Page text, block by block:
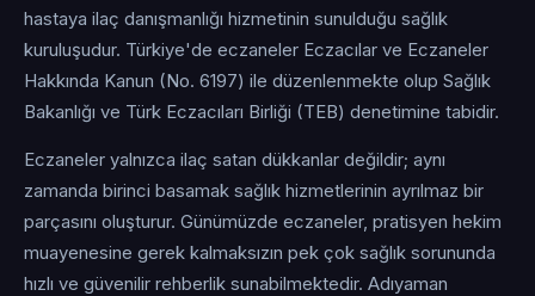
hastaya ilaç danışmanlığı hizmetinin sunulduğu sağlık
kuruluşudur. Türkiye'de eczaneler Eczacılar ve Eczaneler
Hakkında Kanun (No. 6197) ile düzenlenmekte olup Sağlık
Bakanlığı ve Türk Eczacıları Birliği (TEB) denetimine tabidir.
Eczaneler yalnızca ilaç satan dükkanlar değildir; aynı
zamanda birinci basamak sağlık hizmetlerinin ayrılmaz bir
parçasını oluşturur. Günümüzde eczaneler, pratisyen hekim
muayenesine gerek kalmaksızın pek çok sağlık sorununda
hızlı ve güvenilir rehberlik sunabilmektedir. Adıyaman